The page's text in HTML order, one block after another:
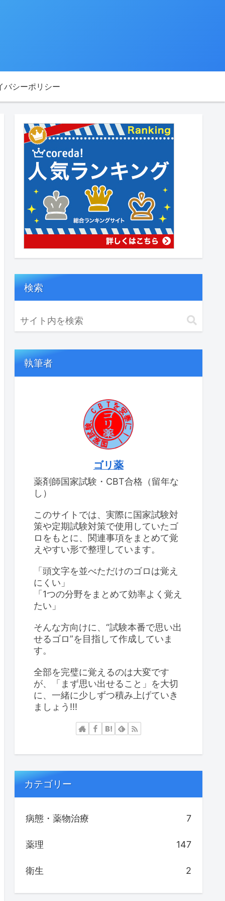
バシーポリシー
検索
執筆者
ゴリ薬
薬剤師国家試験・CBT合格（留年な
し）
このサイトでは、実際に国家試験対
策や定期試験対策で使用していたゴ
ロをもとに、関連事項をまとめて覚
えやすい形で整理しています。
「頭文字を並べただけのゴロは覚え
にくい」
「1つの分野をまとめて効率よく覚え
たい」
そんな方向けに、“試験本番で思い出
せるゴロ”を目指して作成していま
す。
全部を完璧に覚えるのは大変です
が、「まず思い出せること」を大切
に、一緒に少しずつ積み上げていき
ましょう!!!
カテゴリー
病態・薬物治療 7
薬理 147
衛生 2